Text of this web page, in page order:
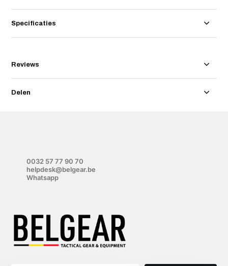
Specificaties
Reviews
Delen
0032 57 77 90 70
helpdesk@belgear.be
Whatsapp